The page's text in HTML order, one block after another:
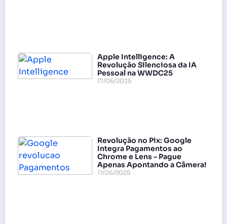
Apple Intelligence: A
Revolução Silenciosa da IA
Pessoal na WWDC25
17/06/2025
Revolução no Pix: Google
Integra Pagamentos ao
Chrome e Lens – Pague
Apenas Apontando a Câmera!
11/06/2025